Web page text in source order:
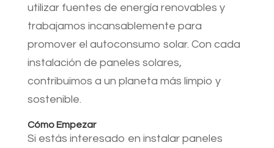
utilizar fuentes de energía renovables y
trabajamos incansablemente para
promover el autoconsumo solar. Con cada
instalación de paneles solares,
contribuimos a un planeta más limpio y
sostenible.
Cómo Empezar
Si estás interesado en instalar paneles